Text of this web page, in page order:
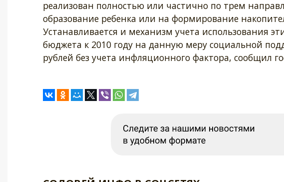
реализован полностью или частично по трем
образование ребенка или на формирование
Устанавливается и механизм учета использования
бюджета к 2010 году на данную меру социальной
рублей без учета инфляционного фактора, сообщил